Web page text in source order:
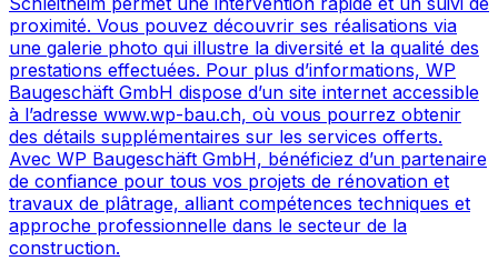
proximité. Vous pouvez découvrir ses réalisations via
une galerie photo qui illustre la diversité et la qualité des
prestations effectuées. Pour plus d’informations, WP
Baugeschäft GmbH dispose d’un site internet accessible
à l’adresse www.wp-bau.ch, où vous pourrez obtenir
des détails supplémentaires sur les services offerts.
Avec WP Baugeschäft GmbH, bénéficiez d’un partenaire
de confiance pour tous vos projets de rénovation et
travaux de plâtrage, alliant compétences techniques et
approche professionnelle dans le secteur de la
construction.